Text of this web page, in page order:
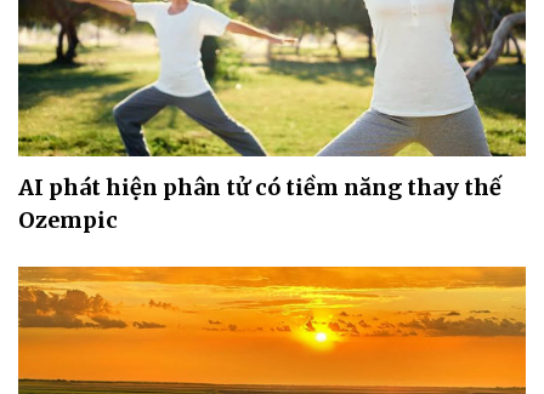
AI phát hiện phân tử có tiềm năng thay thế
Ozempic